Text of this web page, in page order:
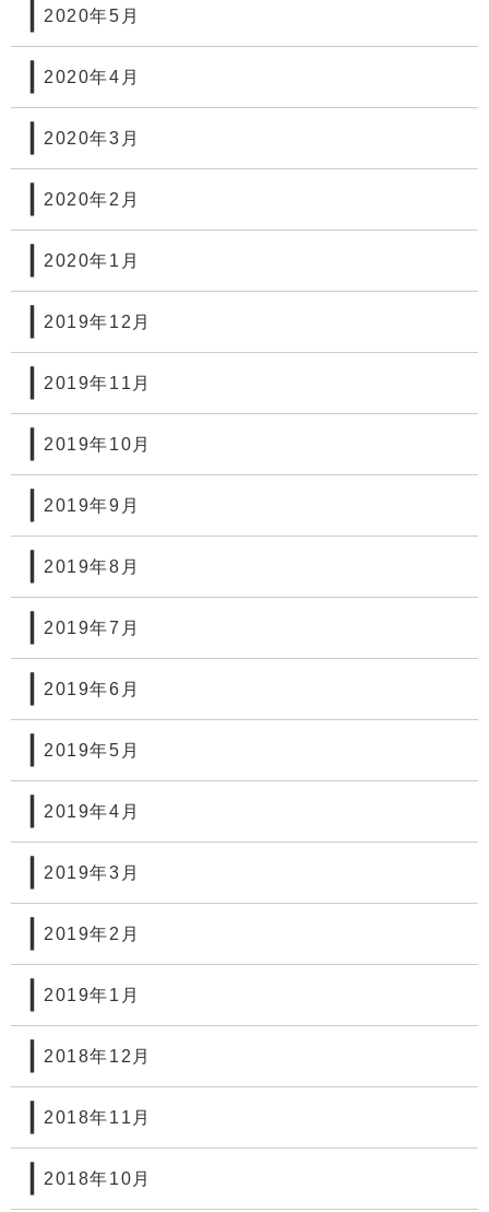
2020年5月
2020年4月
2020年3月
2020年2月
2020年1月
2019年12月
2019年11月
2019年10月
2019年9月
2019年8月
2019年7月
2019年6月
2019年5月
2019年4月
2019年3月
2019年2月
2019年1月
2018年12月
2018年11月
2018年10月